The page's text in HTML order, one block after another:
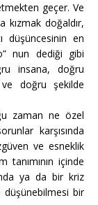
geçer. Ve
kızmak doğaldır,
düşüncesinin en
nun dediği gibi
insana, doğru
doğru şekilde
zaman ne özel
karşısında
ve esneklik
tanımının içinde
ya da bir kriz
düşünebilmesi bir